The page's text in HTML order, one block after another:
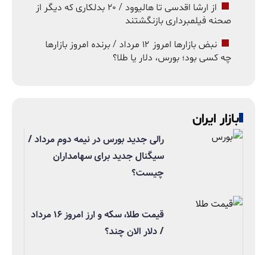
از ارشا اقدسی تا هالیوود / ۲۰ بدلکاری که دیگر از
صحنه فیلمبرداری بازنگشتند
نبض بازارها امروز ۱۲ مرداد / برنده امروز بازارها
چه کسی بود؛ بورس، دلار یا طلا؟
بازار ایران
رالی جدید بورس در نیمه دوم مرداد /
سیگنال جدید برای سهامداران
چیست؟
قیمت طلا، سکه و ارز امروز ۱۶ مرداد
/ دلار الان چند؟